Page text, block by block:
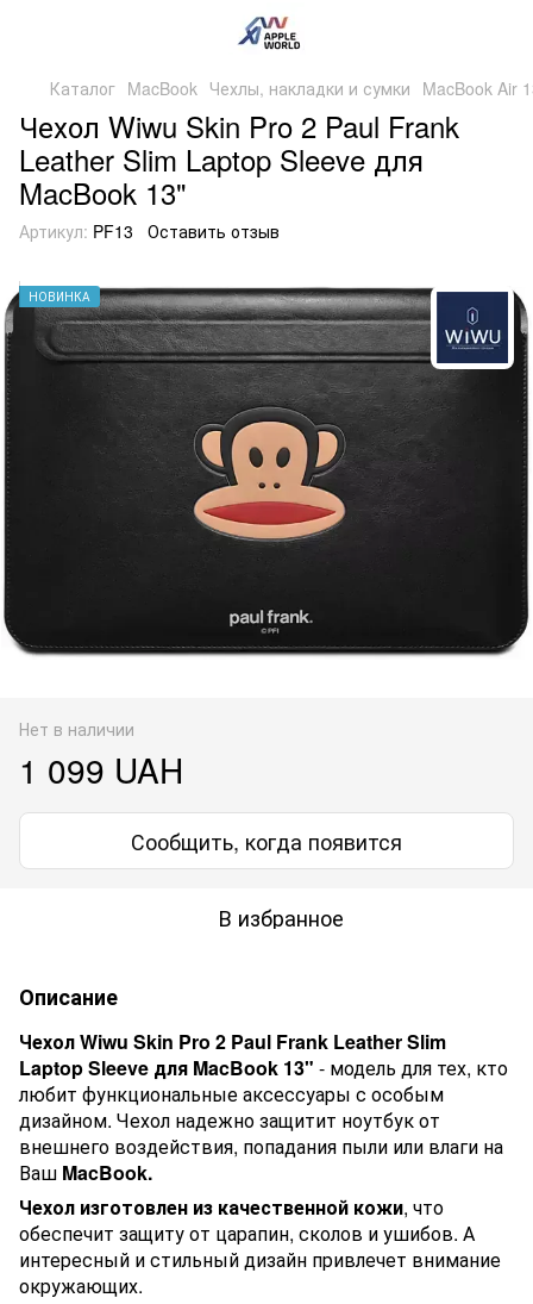
Каталог MacBook Чехлы, накладки и сумки MacBook Air
Чехол Wiwu Skin Pro 2 Paul Frank
Leather Slim Laptop Sleeve для
MacBook 13"
Артикул: PF13 Оставить отзыв
НОВИНКА
Нет в наличии
1 099 UAH
Сообщить, когда появится
В избранное
Описание
Чехол Wiwu Skin Pro 2 Paul Frank Leather Slim
Laptop Sleeve для MacBook 13" - модель для тех, кто
любит функциональные аксессуары с особым
дизайном. Чехол надежно защитит ноутбук от
внешнего воздействия, попадания пыли или влаги на
Ваш MacBook.
Чехол изготовлен из качественной кожи, что
обеспечит защиту от царапин, сколов и ушибов. А
интересный и стильный дизайн привлечет внимание
окружающих.